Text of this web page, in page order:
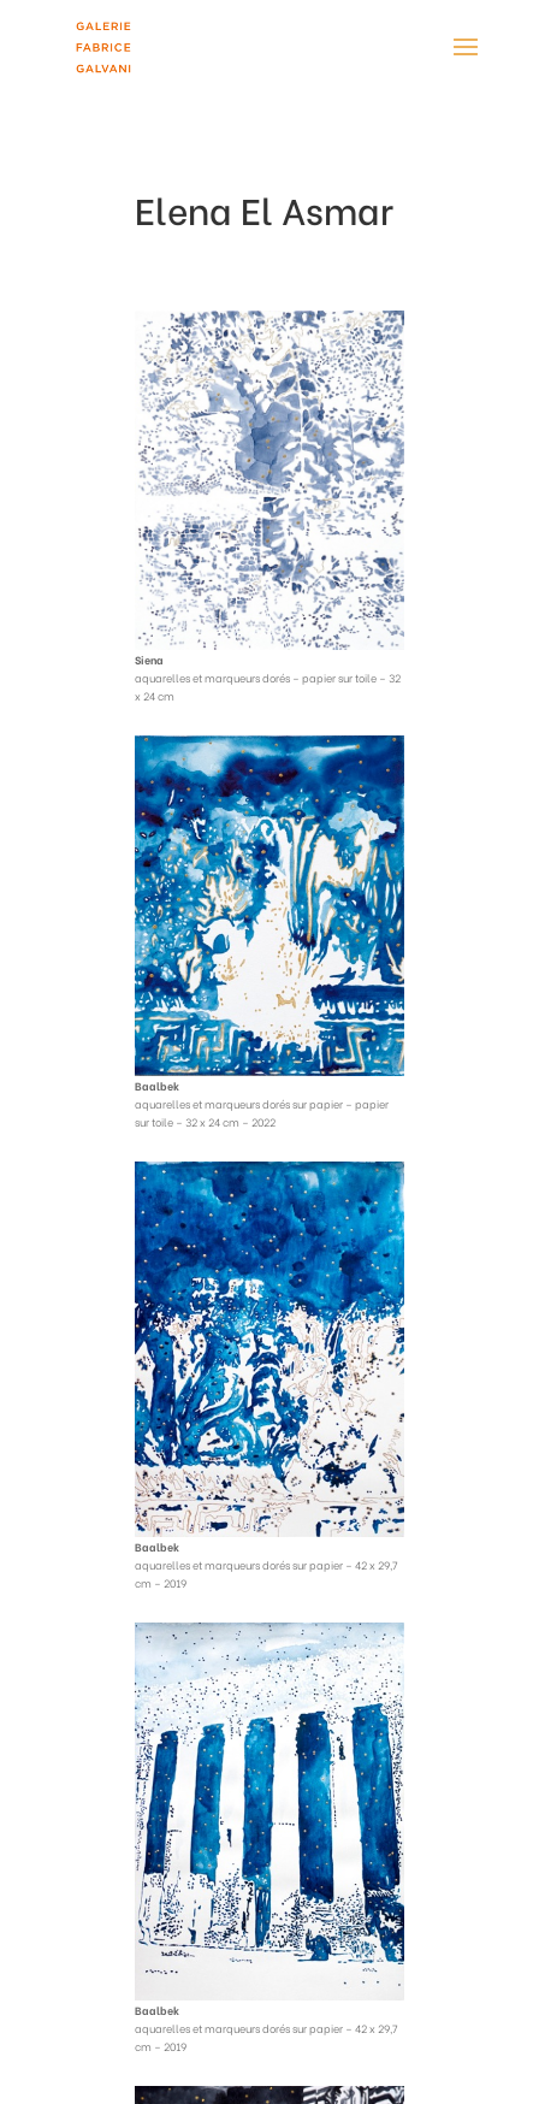
Elena El Asmar
Siena
aquarelles et marqueurs dorés – papier sur toile – 32
x 24 cm
Baalbek
aquarelles et marqueurs dorés sur papier – papier
sur toile – 32 x 24 cm – 2022
Baalbek
aquarelles et marqueurs dorés sur papier – 42 x 29,7
cm – 2019
Baalbek
aquarelles et marqueurs dorés sur papier – 42 x 29,7
cm – 2019